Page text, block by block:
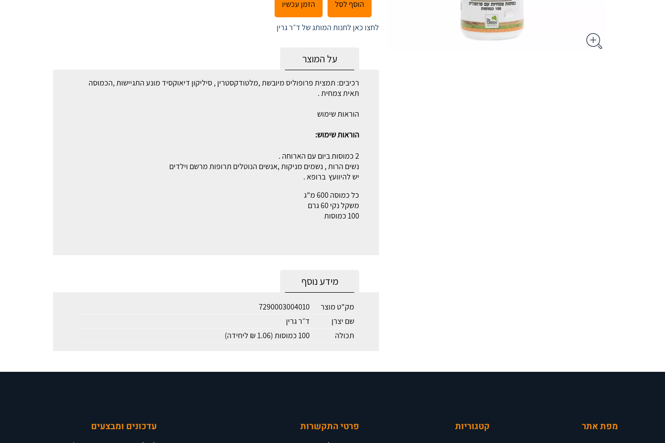
הוסף לסל הזמן עכשיו
לחצו כאן לחנות המותג של ד״ר גרין
על המוצר
רכיבים: תמצית פרופוליס מיובשת ,מלטודקסטרין , סיליקון דיאוקסיד מונע התגיישות ,הכמוסה
תאית צמחית .
הוראות שימוש
הוראות שימוש:
2 כמוסות ביום עם הארוחה .
נשים הרות , נשמים מניקות ,אנשים הנוטלים תרופות מרשם וילדים
יש להיוועץ ברופא .
כל כמוסה 600 מ”ג
משקל נקי 60 גרם
100 כמוסות
מידע נוסף
מק"ט מוצר
7290003004010
שם יצרן
ד״ר גרין
תכולה
100 כמוסות (1.06 ₪ ליחידה)
מפת אתר קטגוריות פרטי התקשרות עדכונים ומבצעים